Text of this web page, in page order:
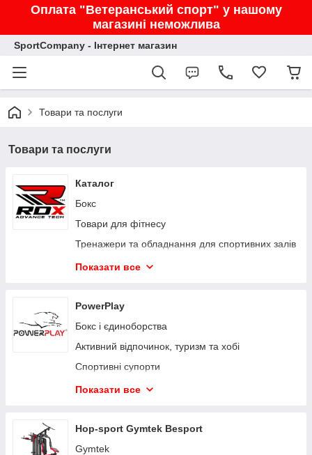
Оплата "Ветеранський спорт" у нашому
магазині неможлива
SportCompany - Інтернет магазин
Товари та послуги
Товари та послуги
Каталог
Бокс
Товари для фітнесу
Тренажери та обладнання для спортивних залів
Захист
Сумки і рюкзаки
Показати все
PowerPlay
Бокс і єдиноборства
Активний відпочинок, туризм та хобі
Спортивні супорти
Спортивні пляшки, шейкери та аксесуари
Пояси та рукавички для фітнесу
Лямки, гачки, накладки, бинті
Показати все
Hop-sport Gymtek Besport
Gymtek